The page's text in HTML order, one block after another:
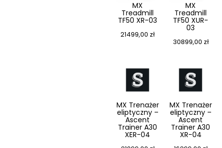
MX
Treadmill
TF50 XR-03
21499,00 zł
MX
Treadmill
TF50 XUR-
03
30899,00 zł
MX Trenażer
eliptyczny –
Ascent
Trainer A30
XER-04
MX Trenażer
eliptyczny –
Ascent
Trainer A30
XR-04